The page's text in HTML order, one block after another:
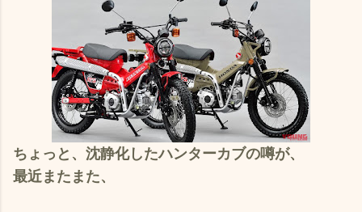
ちょっと、沈静化したハンターカブの噂が、
最近またまた、